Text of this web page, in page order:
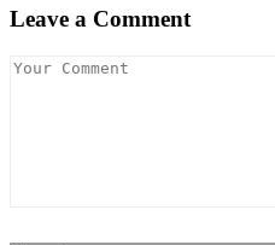
Leave a Comment